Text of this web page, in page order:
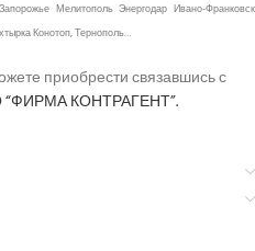
Мелитополь Энергодар Ивано-Франковск
Конотоп, Тернополь…
приобрести связавшись с
“ФИРМА КОНТРАГЕНТ”.